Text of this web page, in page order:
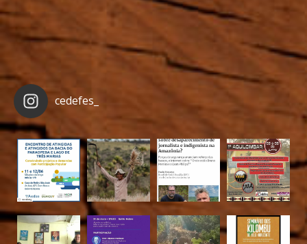
cedefes_